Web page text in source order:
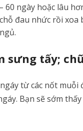
60 ngày hoặc lâu
đau nhức rồi
sưng tấy;
từ các nốt
Bạn sẽ sớm